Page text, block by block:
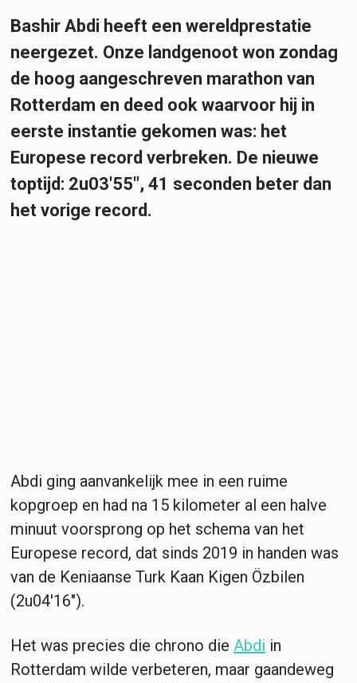
Bashir Abdi heeft een wereldprestatie
neergezet. Onze landgenoot won zondag
de hoog aangeschreven marathon van
Rotterdam en deed ook waarvoor hij in
eerste instantie gekomen was: het
Europese record verbreken. De nieuwe
toptijd: 2u03'55", 41 seconden beter dan
het vorige record.
Abdi ging aanvankelijk mee in een ruime
kopgroep en had na 15 kilometer al een halve
minuut voorsprong op het schema van het
Europese record, dat sinds 2019 in handen was
van de Keniaanse Turk Kaan Kigen Özbilen
(2u04'16").
Het was precies die chrono die Abdi in
Rotterdam wilde verbeteren, maar gaandeweg